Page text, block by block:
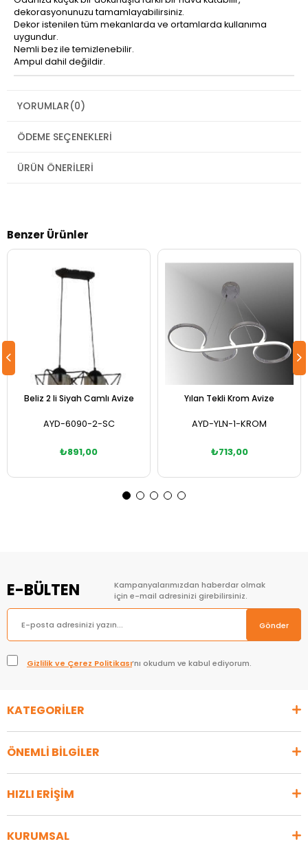
dekorasyonunuzu tamamlayabilirsiniz.
Dekor istenilen tüm mekanlarda ve ortamlarda kullanıma
uygundur.
Nemli bez ile temizlenebilir.
Ampul dahil değildir.
YORUMLAR(0)
ÖDEME SEÇENEKLERI
ÜRÜN ÖNERILERI
Benzer Ürünler
Beliz 2 li Siyah Camlı Avize
AYD-6090-2-SC
₺891,00
Yılan Tekli Krom Avize
AYD-YLN-1-KROM
₺713,00
E-BÜLTEN
Kampanyalarımızdan haberdar olmak
için e-mail adresinizi girebilirsiniz.
Gönder
Gizlilik ve Çerez Politikası’nı okudum ve kabul ediyorum.
KATEGORİLER
ÖNEMLİ BİLGİLER
HIZLI ERİŞİM
KURUMSAL